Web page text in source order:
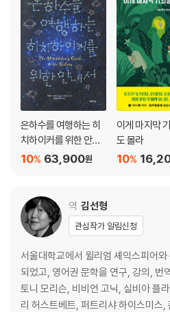
은하수를 여행하는 히
치하이커를 위한 안내
서 합본63,900원
10%
이게 마지막
도 몰라
10%
역 김선형
관심작가 알림신청
서울대학교에서 윌리엄 셰익스피어
되었고, 영어권 문학을 연구, 강의, 번
토니 모리슨, 비비언 고닉, 실비아 플
리 허스트베트, 퍼트리샤 하이스미스